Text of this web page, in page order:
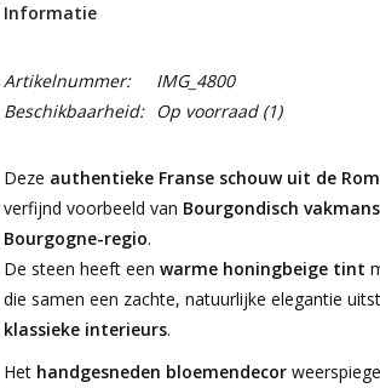
Informatie
Artikelnummer:
IMG_4800
Beschikbaarheid:
Op voorraad(1)
Deze authentieke Franse schouw uit de
verfijnd voorbeeld van Bourgondisch
Bourgogne-regio.
De steen heeft een warme honingbeige tint
die samen een zachte, natuurlijke elegantie
klassieke interieurs.
Het handgesneden bloemendecor